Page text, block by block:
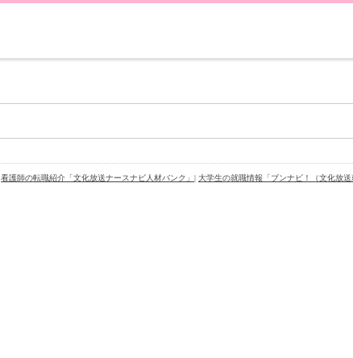
看護師の転職紹介「文化放送ナースナビ人材バンク」 | 大学生の就職情報「ブンナビ！（文化放送